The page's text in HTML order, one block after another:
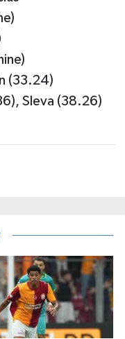
(33.24)
Sleva (38.26)